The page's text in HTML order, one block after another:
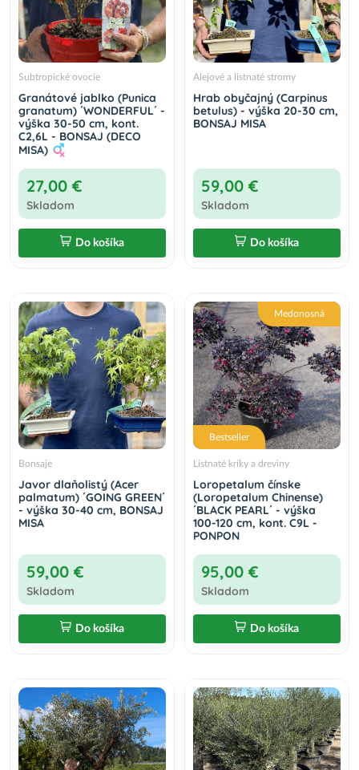
Subtropické ovocie
Granátové jablko (Punica
granatum) ´WONDERFUL´ -
výška 30-50 cm, kont.
C2,6L - BONSAJ (DECO
MISA)
27,00 €
Skladom
Do košíka
Alejové a listnaté stromy
Hrab obyčajný (Carpinus
betulus) - výška 20-30 cm,
BONSAJ MISA
59,00 €
Skladom
Do košíka
Bonsaje
Javor dlaňolistý (Acer
palmatum) ´GOING GREEN´
- výška 30-40 cm, BONSAJ
MISA
59,00 €
Skladom
Do košíka
Bestseller
Medonosná
Listnaté kríky a dreviny
Loropetalum čínske
(Loropetalum Chinense)
´BLACK PEARL´ - výška
100-120 cm, kont. C9L -
PONPON
95,00 €
Skladom
Do košíka